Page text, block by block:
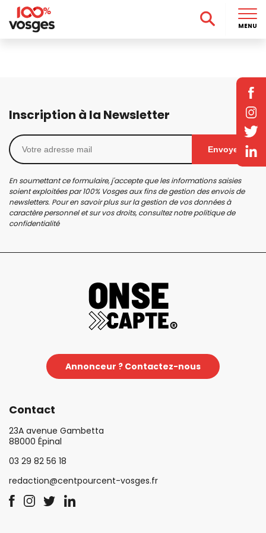
Inscription à la Newsletter
Envoyer
En soumettant ce formulaire, j'accepte que les informations saisies
soient exploitées par 100% Vosges aux fins de gestion des envois de
newsletters. Pour en savoir plus sur la gestion de vos données à
caractère personnel et sur vos droits, consultez notrepolitique de
confidentialité
Annonceur ? Contactez-nous
Contact
23A avenue Gambetta
88000 Épinal
03 29 82 56 18
redaction@centpourcent-vosges.fr
MENU